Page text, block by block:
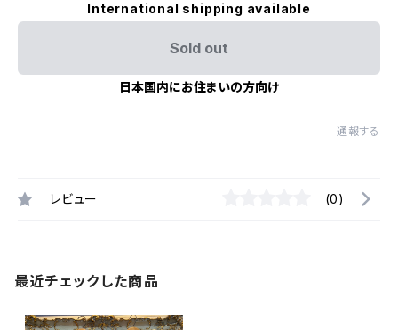
International shipping available
Sold out
日本国内にお住まいの方向け
通報する
レビュー (0)
最近チェックした商品